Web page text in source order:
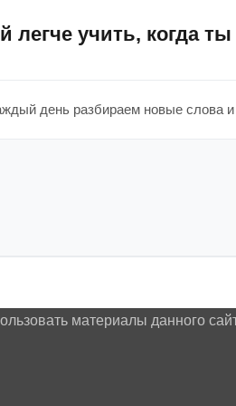
легче учить, когда
день разбираем новые слова
материалы данного